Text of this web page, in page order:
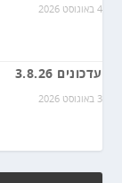
4 באוגוסט 2026
עדכונים 3.8.26
3 באוגוסט 2026